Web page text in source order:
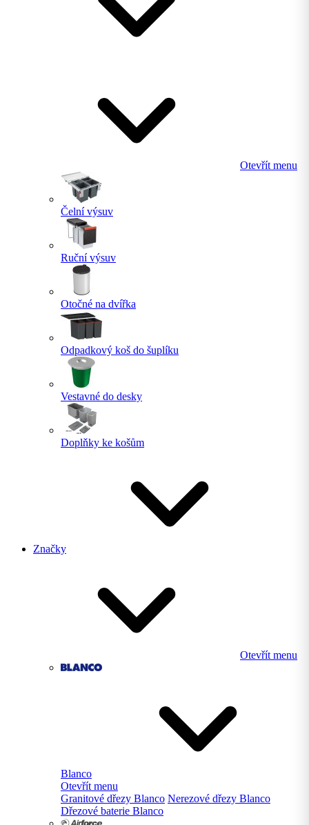
Otevřít menu
Čelní výsuv
Ruční výsuv
Otočné na dvířka
Odpadkový koš do šuplíku
Vestavné do desky
Doplňky ke košům
Značky
Otevřít menu
Blanco
Otevřít menu
Granitové dřezy Blanco Nerezové dřezy Blanco
Dřezové baterie Blanco